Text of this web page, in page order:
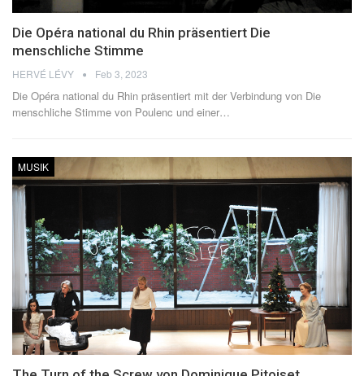
Die Opéra national du Rhin präsentiert Die
menschliche Stimme
HERVÉ LÉVY Feb 3, 2023
Die Opéra national du Rhin präsentiert mit der Verbindung von Die
menschliche Stimme von Poulenc und einer…
MUSIK